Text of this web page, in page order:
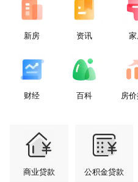
新房 资讯
财经 百科 房
商业贷款 公积金贷款